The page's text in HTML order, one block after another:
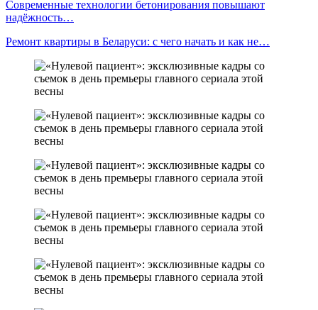
Современные технологии бетонирования повышают
надёжность…
Ремонт квартиры в Беларуси: с чего начать и как не…